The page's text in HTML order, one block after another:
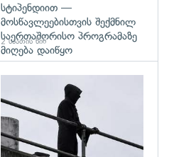
სტიპენდიით —
მოსწავლეებისთვის შექმნილ
საერთაშორისო პროგრამაზე
მიღება დაიწყო
2 საათის წინ